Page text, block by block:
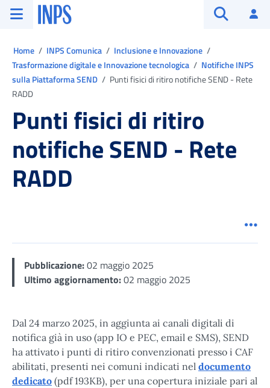
Vai al menu principale
Vai al contenuto principale
Vai al pie' di pagina
INPS ()
Home INPS Comunica
Inclusione e Innovazione
Trasformazione digitale e Innovazione tecnologica
Notifiche INPS
sulla Piattaforma SEND
Punti fisici di ritiro notifiche SEND - Rete
RADD
Punti fisici di ritiro
notifiche SEND - Rete
RADD
Pubblicazione:02 maggio 2025
Ultimo aggiornamento:02 maggio 2025
Dal 24 marzo 2025, in aggiunta ai canali digitali di
notifica già in uso (app IO e PEC, email e SMS), SEND
ha attivato i punti di ritiro convenzionati presso i CAF
abilitati, presenti nei comuni indicati nel documento
dedicato (pdf 193KB), per una copertura iniziale pari al